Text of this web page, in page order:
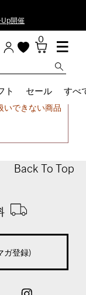
開催
0
ト セール すべ
いできない商品
Back To Top
ガ登録)